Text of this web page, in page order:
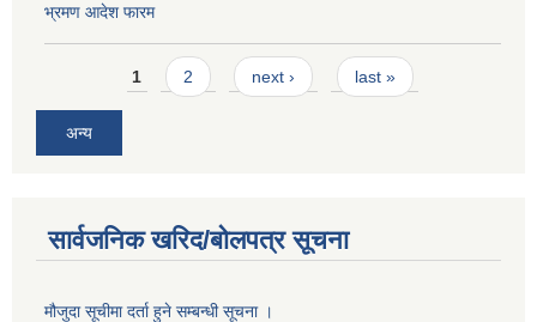
भ्रमण आदेश फारम
Pages1 2 next › last »
अन्य
सार्वजनिक खरिद/बोलपत्र सूचना
मौजुदा सूचीमा दर्ता हुने सम्बन्धी सूचना ।